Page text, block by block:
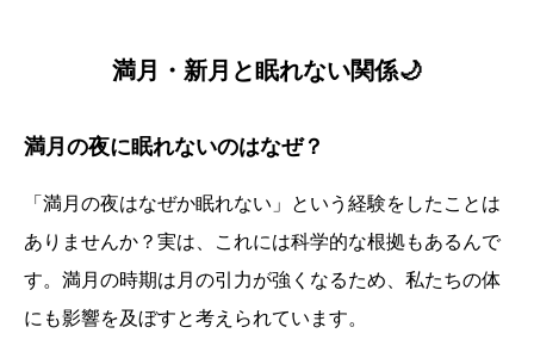
満月・新月と眠れない関係🌙
満月の夜に眠れないのはなぜ？
「満月の夜はなぜか眠れない」という経験をしたことは
ありませんか？実は、これには科学的な根拠もあるんで
す。満月の時期は月の引力が強くなるため、私たちの体
にも影響を及ぼすと考えられています。